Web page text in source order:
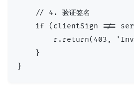
    // 4. 验证签名
if (clientSign !==
r.return(403,
    }